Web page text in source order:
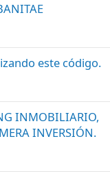
este código.
INMOBILIARIO,
INVERSIÓN.